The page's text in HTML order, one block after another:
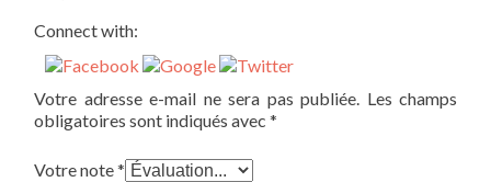
Connect with:
Votre adresse e-mail ne sera pas publiée. Les champs
obligatoires sont indiqués avec *
Votre note*